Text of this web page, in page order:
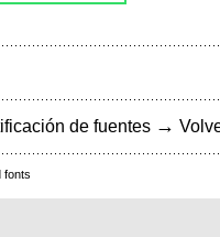
de fuentes →
fonts